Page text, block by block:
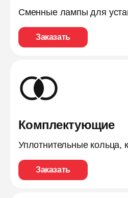
Сменные лампы для
Заказать
Комплектующие
Уплотнительные кольца,
Заказать